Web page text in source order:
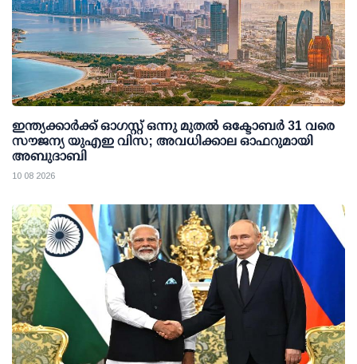
ഇന്ത്യക്കാര്‍ക്ക് ഓഗസ്റ്റ് ഒന്നു മുതല്‍ ഒക്ടോബര്‍ 31 വരെ
സൗജന്യ യുഎഇ വിസ; അവധിക്കാല ഓഫറുമായി
അബുദാബി
10 08 2026